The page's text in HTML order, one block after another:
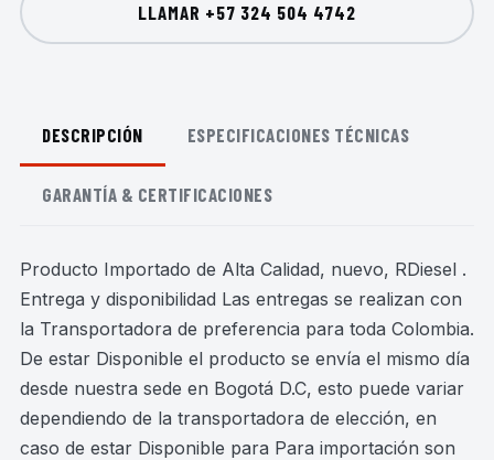
LLAMAR +57 324 504 4742
DESCRIPCIÓN ESPECIFICACIONES TÉCNICAS
GARANTÍA & CERTIFICACIONES
Producto Importado de Alta Calidad, nuevo, RDiesel .
Entrega y disponibilidad Las entregas se realizan con
la Transportadora de preferencia para toda Colombia.
De estar Disponible el producto se envía el mismo día
desde nuestra sede en Bogotá D.C, esto puede variar
dependiendo de la transportadora de elección, en
caso de estar Disponible para Para importación son